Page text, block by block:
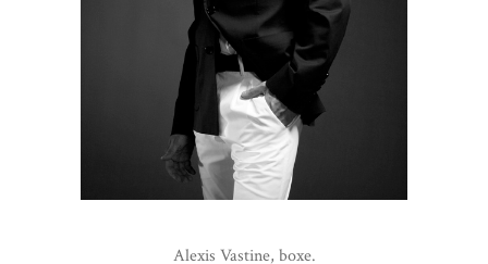
Alexis Vastine, boxe.